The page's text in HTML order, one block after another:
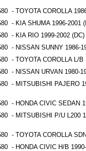
- TOYOTA COROLLA
- KIA SHUMA 1996-2001
- KIA RIO 1999-2002 (DC)
- NISSAN SUNNY 1986-
- TOYOTA COROLLA L/B
- NISSAN URVAN 1980-
- MITSUBISHI PAJERO
- HONDA CIVIC SEDAN
- MITSUBISHI P/U L200
- TOYOTA COROLLA
- HONDA CIVIC H/B